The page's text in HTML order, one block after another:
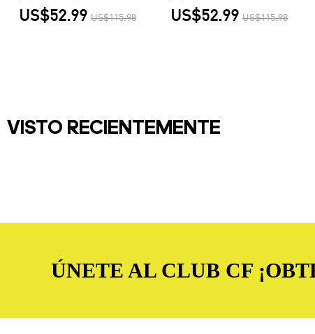
Centenario 2026/27
Primera Equipación -
US$52.99 US$115.98
2026/27 Primera
Equipación - Versión
US$52.99 US$115.98
VISTO RECIENTEMENTE
ÚNETE AL CLUB CF